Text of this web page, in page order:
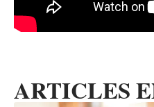
ARTICLES